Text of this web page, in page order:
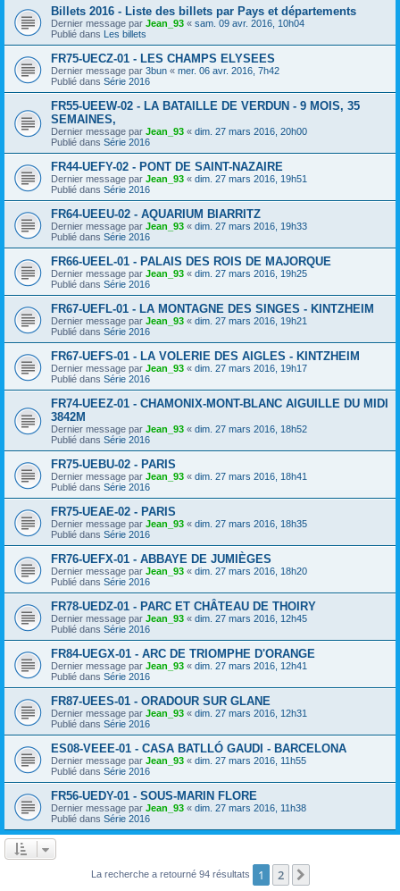
Billets 2016 - Liste des billets par Pays et départements
Dernier message par Jean_93 « sam. 09 avr. 2016, 10h04
Publié dans Les billets
FR75-UECZ-01 - LES CHAMPS ELYSEES
Dernier message par 3bun « mer. 06 avr. 2016, 7h42
Publié dans Série 2016
FR55-UEEW-02 - LA BATAILLE DE VERDUN - 9 MOIS, 35
SEMAINES,
Dernier message par Jean_93 « dim. 27 mars 2016, 20h00
Publié dans Série 2016
FR44-UEFY-02 - PONT DE SAINT-NAZAIRE
Dernier message par Jean_93 « dim. 27 mars 2016, 19h51
Publié dans Série 2016
FR64-UEEU-02 - AQUARIUM BIARRITZ
Dernier message par Jean_93 « dim. 27 mars 2016, 19h33
Publié dans Série 2016
FR66-UEEL-01 - PALAIS DES ROIS DE MAJORQUE
Dernier message par Jean_93 « dim. 27 mars 2016, 19h25
Publié dans Série 2016
FR67-UEFL-01 - LA MONTAGNE DES SINGES - KINTZHEIM
Dernier message par Jean_93 « dim. 27 mars 2016, 19h21
Publié dans Série 2016
FR67-UEFS-01 - LA VOLERIE DES AIGLES - KINTZHEIM
Dernier message par Jean_93 « dim. 27 mars 2016, 19h17
Publié dans Série 2016
FR74-UEEZ-01 - CHAMONIX-MONT-BLANC AIGUILLE DU MIDI
3842M
Dernier message par Jean_93 « dim. 27 mars 2016, 18h52
Publié dans Série 2016
FR75-UEBU-02 - PARIS
Dernier message par Jean_93 « dim. 27 mars 2016, 18h41
Publié dans Série 2016
FR75-UEAE-02 - PARIS
Dernier message par Jean_93 « dim. 27 mars 2016, 18h35
Publié dans Série 2016
FR76-UEFX-01 - ABBAYE DE JUMIÈGES
Dernier message par Jean_93 « dim. 27 mars 2016, 18h20
Publié dans Série 2016
FR78-UEDZ-01 - PARC ET CHÂTEAU DE THOIRY
Dernier message par Jean_93 « dim. 27 mars 2016, 12h45
Publié dans Série 2016
FR84-UEGX-01 - ARC DE TRIOMPHE D'ORANGE
Dernier message par Jean_93 « dim. 27 mars 2016, 12h41
Publié dans Série 2016
FR87-UEES-01 - ORADOUR SUR GLANE
Dernier message par Jean_93 « dim. 27 mars 2016, 12h31
Publié dans Série 2016
ES08-VEEE-01 - CASA BATLLÓ GAUDI - BARCELONA
Dernier message par Jean_93 « dim. 27 mars 2016, 11h55
Publié dans Série 2016
FR56-UEDY-01 - SOUS-MARIN FLORE
Dernier message par Jean_93 « dim. 27 mars 2016, 11h38
Publié dans Série 2016
La recherche a retourné 94 résultats 1 2